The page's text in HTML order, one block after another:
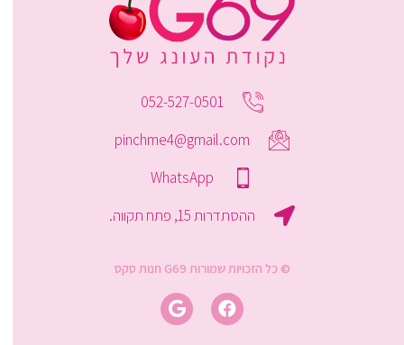
052-527-0501
pinchme4@gmail.com
WhatsApp
ההסתדרות 15, פתח תקווה.
© כל הזכויות שמורות G69 חנות סקס